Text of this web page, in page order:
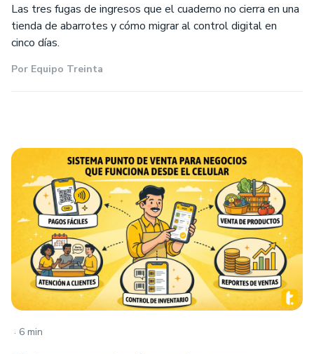
Las tres fugas de ingresos que el cuaderno no cierra en una
tienda de abarrotes y cómo migrar al control digital en
cinco días.
Por Equipo Treinta
. 6 min